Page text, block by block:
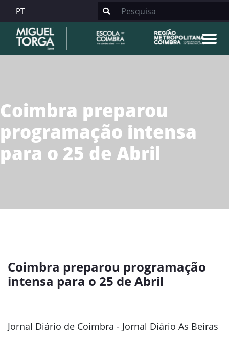
PT
Coimbra preparou
programação intensa
para o 25 de Abril
Coimbra preparou programação
intensa para o 25 de Abril
Jornal Diário de Coimbra - Jornal Diário As Beiras